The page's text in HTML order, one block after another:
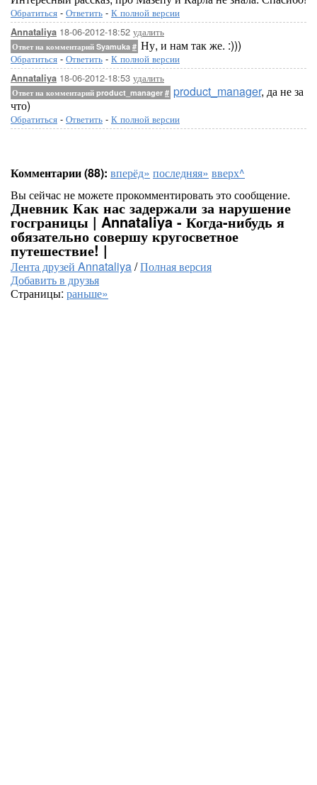
Обратиться - Ответить - К полной версии
Annataliya 18-06-2012-18:52 удалить
Ответ на комментарий Syamuka # Ну, и нам так же. :)))
Обратиться - Ответить - К полной версии
Annataliya 18-06-2012-18:53 удалить
Ответ на комментарий product_manager # product_manager, да не за
что)
Обратиться - Ответить - К полной версии
Комментарии (88): вперёд» последняя» вверх^
Вы сейчас не можете прокомментировать это сообщение.
Дневник Как нас задержали за нарушение
госграницы | Annataliya - Когда-нибудь я
обязательно совершу кругосветное
путешествие! |
Лента друзей Annataliya/Полная версия
Добавить в друзья
Страницы: раньше»